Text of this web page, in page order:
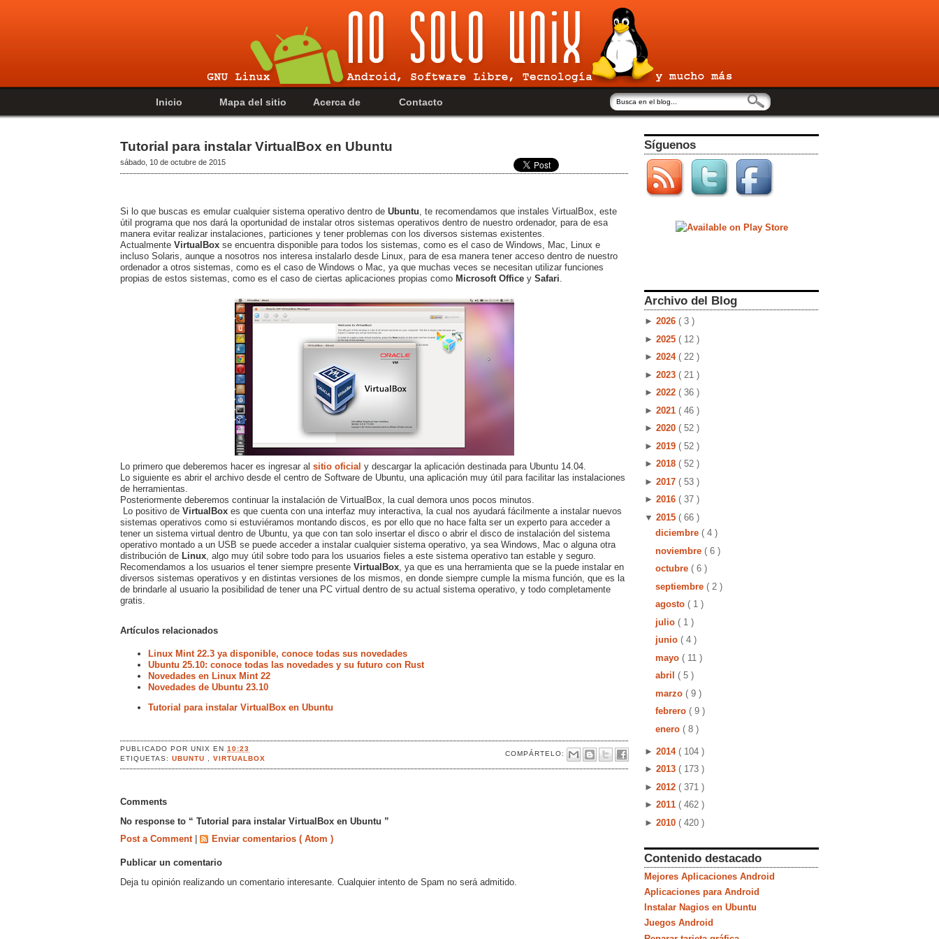
Inicio Mapa del sitio Acerca de Contacto
Tutorial para instalar VirtualBox en Ubuntu
sábado, 10 de octubre de 2015
Si lo que buscas es emular cualquier sistema operativo dentro de Ubuntu , te recomendamos que instales VirtualBox, este
útil programa que nos dará la oportunidad de instalar otros sistemas operativos dentro de nuestro ordenador, para de esa
manera evitar realizar instalaciones, particiones y tener problemas con los diversos sistemas existentes.
Actualmente VirtualBox se encuentra disponible para todos los sistemas, como es el caso de Windows, Mac, Linux e
incluso Solaris, aunque a nosotros nos interesa instalarlo desde Linux, para de esa manera tener acceso dentro de nuestro
ordenador a otros sistemas, como es el caso de Windows o Mac, ya que muchas veces se necesitan utilizar funciones
propias de estos sistemas, como es el caso de ciertas aplicaciones propias como Microsoft Office y Safari
Lo primero que deberemos hacer es ingresar al sitio oficial y descargar la aplicación destinada para Ubuntu 14.04.
Lo siguiente es abrir el archivo desde el centro de Software de Ubuntu, una aplicación muy útil para facilitar las instalaciones
de herramientas.
Posteriormente deberemos continuar la instalación de VirtualBox, la cual demora unos pocos minutos.
Lo positivo de VirtualBox es que cuenta con una interfaz muy interactiva, la cual nos ayudará fácilmente a instalar nuevos
sistemas operativos como si estuviéramos montando discos, es por ello que no hace falta ser un experto para acceder a
tener un sistema virtual dentro de Ubuntu, ya que con tan solo insertar el disco o abrir el disco de instalación del sistema
operativo montado a un USB se puede acceder a instalar cualquier sistema operativo, ya sea Windows, Mac o alguna otra
distribución de Linux , algo muy útil sobre todo para los usuarios fieles a este sistema operativo tan estable y seguro.
Recomendamos a los usuarios el tener siempre presente VirtualBox , ya que es una herramienta que se la puede instalar en
diversos sistemas operativos y en distintas versiones de los mismos, en donde siempre cumple la misma función, que es la
de brindarle al usuario la posibilidad de tener una PC virtual dentro de su actual sistema operativo, y todo completamente
gratis.
Artículos relacionados
Linux Mint 22.3 ya disponible, conoce todas sus novedades
Ubuntu 25.10: conoce todas las novedades y su futuro con Rust
Novedades en Linux Mint 22
Novedades de Ubuntu 23.10
Tutorial para instalar VirtualBox en Ubuntu
PUBLICADO PORUNIXEN10:23
COMPÁRTELO:
ETIQUETAS:UBUNTU ,VIRTUALBOX
Comments
No response to “ Tutorial para instalar VirtualBox en Ubuntu ”
Post a Comment
Enviar comentarios ( Atom )
Publicar un comentario
Deja tu opinión realizando un comentario interesante. Cualquier intento de Spam no será admitido.
Síguenos
Archivo del Blog
► 2026 ( 3 )
► 2025 ( 12 )
► 2024 ( 22 )
► 2023 ( 21 )
► 2022 ( 36 )
► 2021 ( 46 )
► 2020 ( 52 )
► 2019 ( 52 )
► 2018 ( 52 )
► 2017 ( 53 )
► 2016 ( 37 )
▼ 2015 ( 66 )
diciembre ( 4 )
noviembre ( 6 )
octubre ( 6 )
septiembre ( 2 )
agosto ( 1 )
julio ( 1 )
junio ( 4 )
mayo ( 11 )
abril ( 5 )
marzo ( 9 )
febrero ( 9 )
enero ( 8 )
► 2014 ( 104 )
► 2013 ( 173 )
► 2012 ( 371 )
► 2011 ( 462 )
► 2010 ( 420 )
Contenido destacado
Mejores Aplicaciones Android
Aplicaciones para Android
Instalar Nagios en Ubuntu
Juegos Android